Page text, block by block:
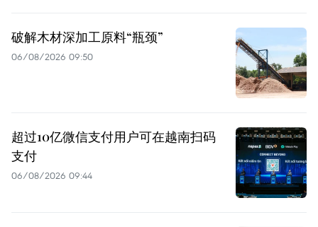
破解木材深加工原料“瓶颈”
06/08/2026 09:50
超过10亿微信支付用户可在越南扫码
支付
06/08/2026 09:44